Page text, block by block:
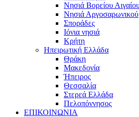
Νησιά Βορείου
Νησιά Αργοσαρωνικού
Σποράδες
Ιόνια νησιά
Κρήτη
Ηπειρωτική Ελλάδα
Θράκη
Μακεδονία
Ήπειρος
Θεσσαλία
Στερεά Ελλάδα
Πελοπόννησος
ΕΠΙΚΟΙΝΩΝΙΑ